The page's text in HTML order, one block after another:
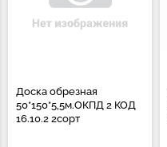
Доска обрезная
50*150*5,5м.ОКПД 2 КОД
16.10.2 2сорт